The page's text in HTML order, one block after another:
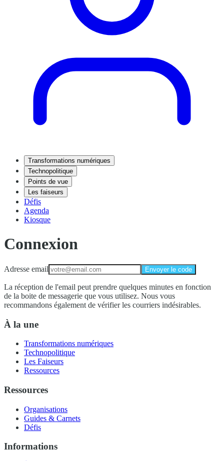
Transformations numériques
Technopolitique
Points de vue
Les faiseurs
Défis
Agenda
Kiosque
Connexion
Adresse email Envoyer le code
La réception de l'email peut prendre quelques minutes en fonction
de la boite de messagerie que vous utilisez. Nous vous
recommandons également de vérifier les courriers indésirables.
À la une
Transformations numériques
Technopolitique
Les Faiseurs
Ressources
Ressources
Organisations
Guides & Carnets
Défis
Informations